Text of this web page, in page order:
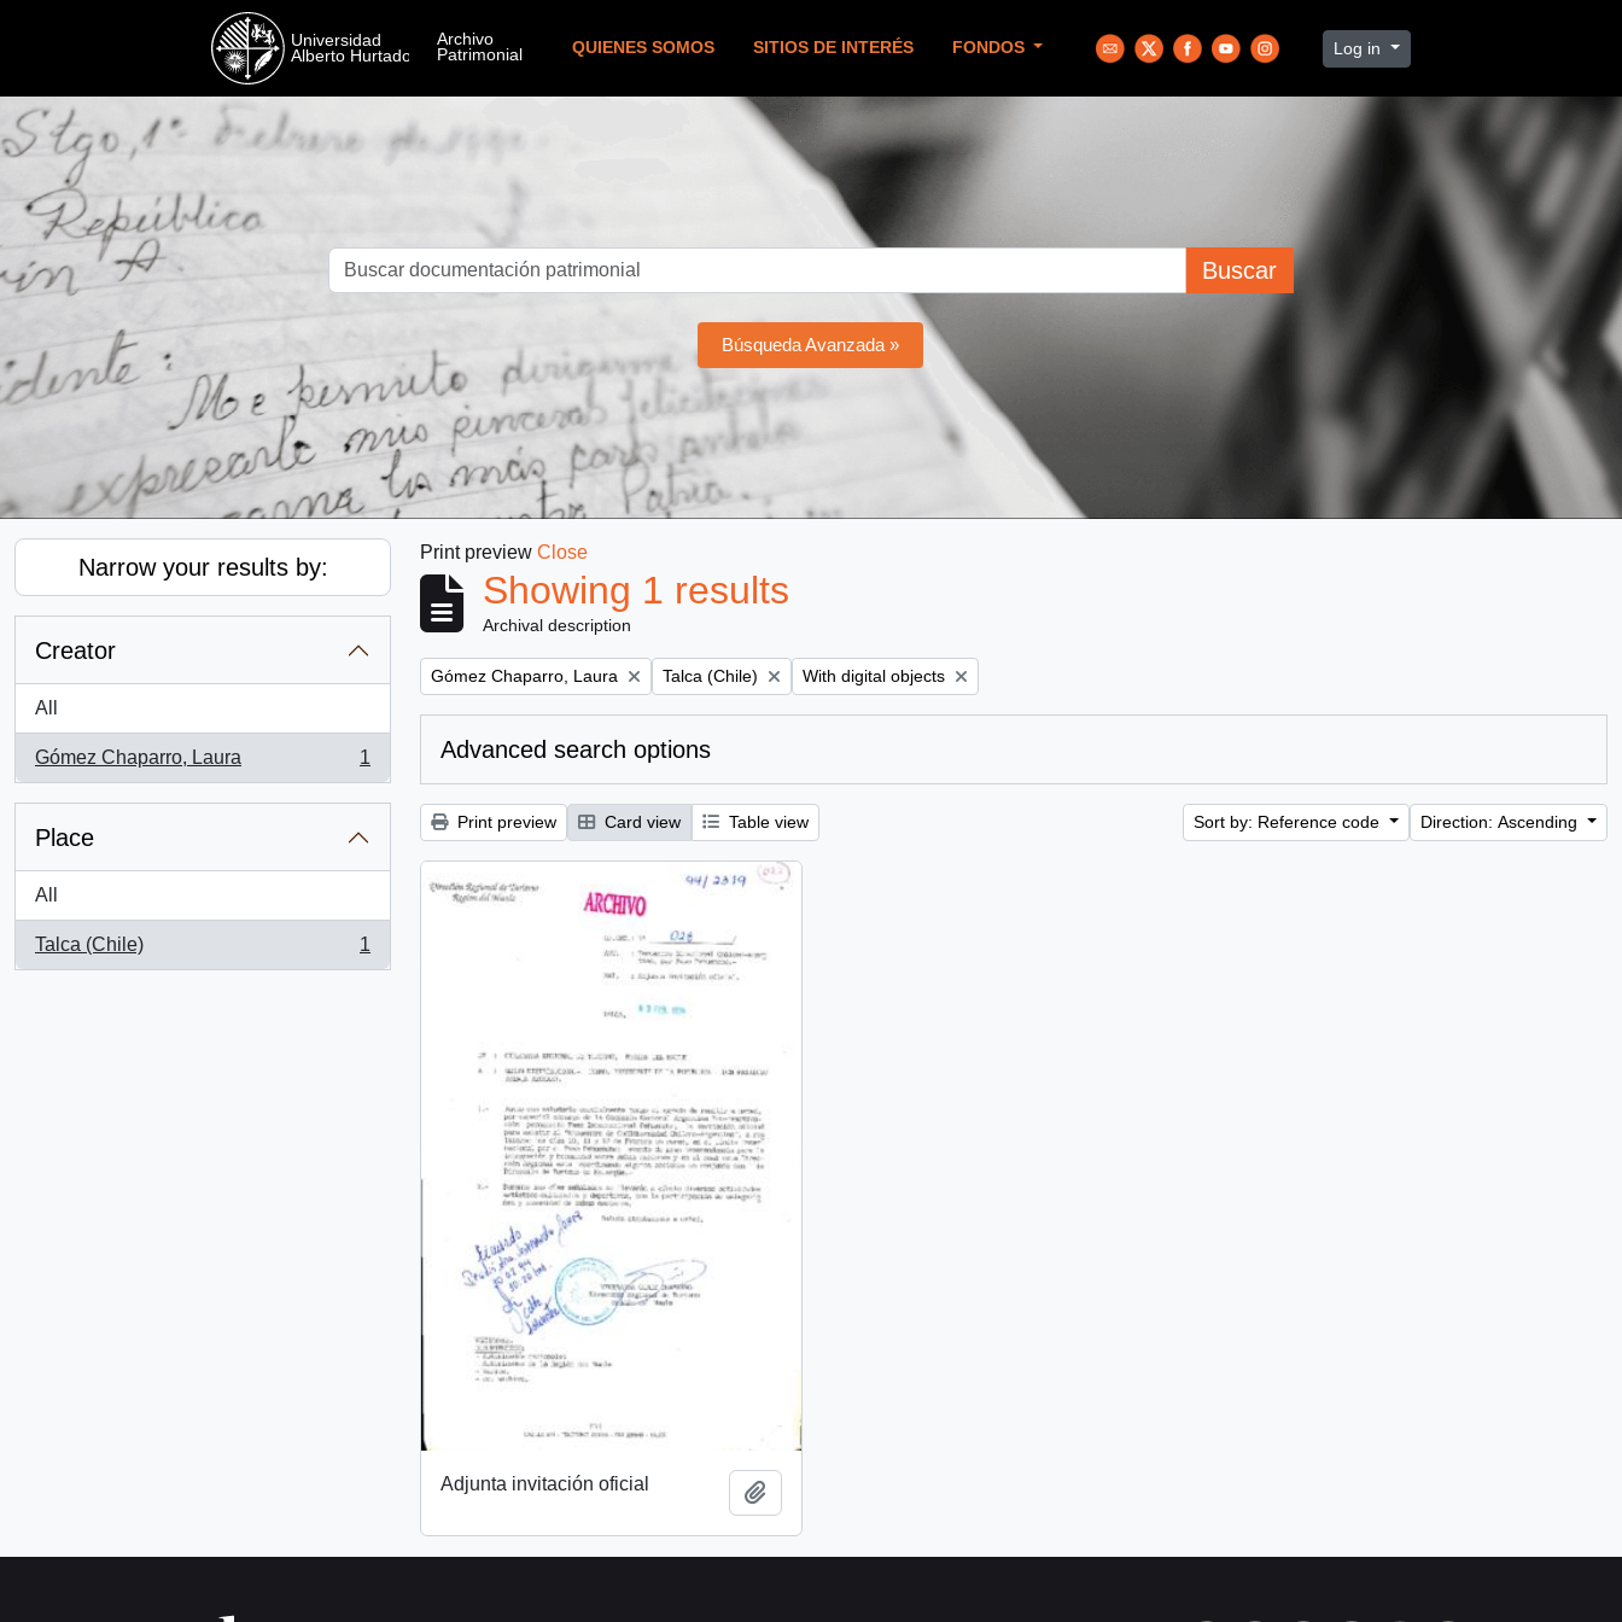
QUIENES SOMOS SITIOS DE INTERÉS FONDOS Log in
Buscar
Búsqueda Avanzada »
Narrow your results by:
Creator
All
Gómez Chaparro, Laura
, 1 results
1
Place
All
Talca (Chile)
, 1 results
1
Print preview Close
Showing 1 results
Archival description
Remove filter:
Gómez Chaparro, Laura Remove filter:
Talca (Chile) Remove filter:
With digital objects
Advanced search options
Print preview Card view Table view Sort by: Reference code Direction: Ascending
Adjunta invitación oficial